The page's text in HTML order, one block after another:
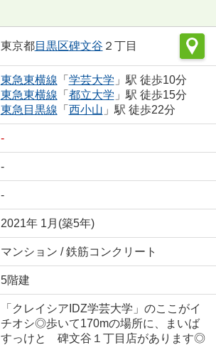
東京都目黒区碑文谷 ２丁目
東急東横線 「 学芸大学 」駅 徒歩10分
東急東横線 「 都立大学 」駅 徒歩15分
東急目黒線 「 西小山 」駅 徒歩22分
-
-
-
2021年 1月(築5年)
マンション / 鉄筋コンクリート
5階建
「クレイシアIDZ学芸大学」のここがイ
チオシ◎歩いて170mの場所に、まいば
すっけと 碑文谷１丁目店があります◎